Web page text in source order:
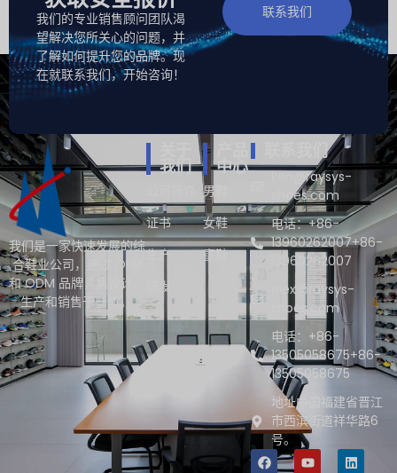
我们的专业销售顾问团队渴
望解决您所关心的问题，并
了解如何提升您的品牌。现
在就联系我们，开始咨询！
联系我们
我们是一家快速发展的综
合鞋业公司，通过 OEM
和 ODM 品牌，集设计、
生产和销售于一体。.
我们
证书
生产
研发
中心
男鞋
女鞋
童鞋
联系我们
ken@raysys-
shoes.com
电话：+86-
13960262007+86-
13960262007
alex@raysys-
shoes.com
电话：+86-
13505058675+86-
13505058675
地址中国福建省晋江
市西滨街道祥华路6
号。